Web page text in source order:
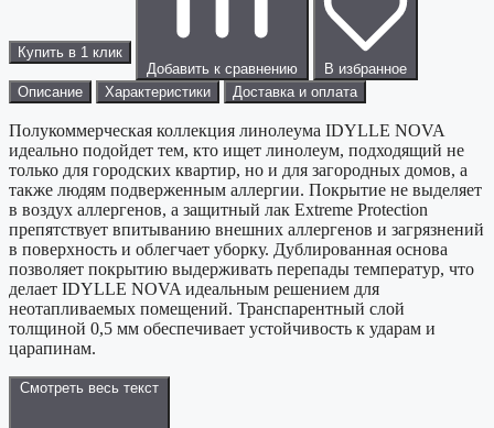
Купить в 1 клик
Добавить к сравнению
В избранное
Описание
Характеристики Доставка и оплата
Полукоммерческая коллекция линолеума IDYLLE NOVA
идеально подойдет тем, кто ищет линолеум, подходящий не
только для городских квартир, но и для загородных домов, а
также людям подверженным аллергии. Покрытие не выделяет
в воздух аллергенов, а защитный лак Extreme Protection
препятствует впитыванию внешних аллергенов и загрязнений
в поверхность и облегчает уборку. Дублированная основа
позволяет покрытию выдерживать перепады температур, что
делает IDYLLE NOVA идеальным решением для
неотапливаемых помещений. Транспарентный слой
толщиной 0,5 мм обеспечивает устойчивость к ударам и
царапинам.
Смотреть весь текст